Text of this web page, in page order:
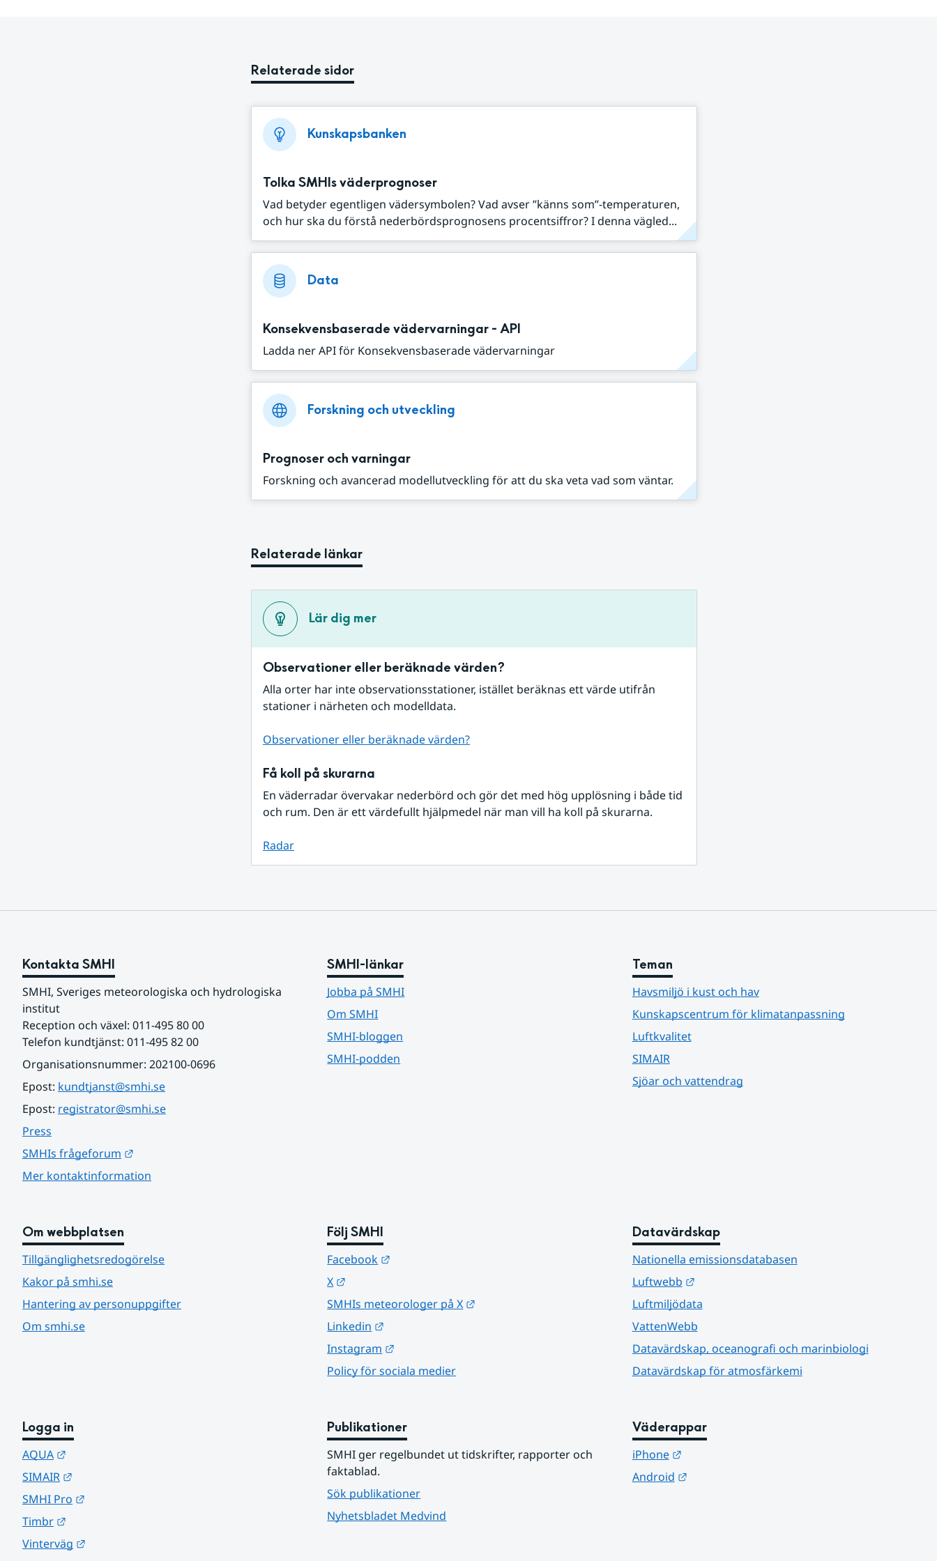
Relaterade sidor
Kunskapsbanken
Tolka SMHIs väderprognoser
Vad betyder egentligen vädersymbolen? Vad avser ”känns som”-temperaturen,
och hur ska du förstå nederbördsprognosens procentsiffror? I denna vägled...
Data
Konsekvensbaserade vädervarningar - API
Ladda ner API för Konsekvensbaserade vädervarningar
Forskning och utveckling
Prognoser och varningar
Forskning och avancerad modellutveckling för att du ska veta vad som väntar.
Relaterade länkar
Lär dig mer
Observationer eller beräknade värden?
Alla orter har inte observationsstationer, istället beräknas ett värde utifrån
stationer i närheten och modelldata.
Observationer eller beräknade värden?
Få koll på skurarna
En väderradar övervakar nederbörd och gör det med hög upplösning i både tid
och rum. Den är ett värdefullt hjälpmedel när man vill ha koll på skurarna.
Radar
Kontakta SMHI
SMHI, Sveriges meteorologiska och hydrologiska
institut
Reception och växel: 011-495 80 00
Telefon kundtjänst: 011-495 82 00
Organisationsnummer: 202100-0696
Epost: kundtjanst@smhi.se
Epost: registrator@smhi.se
Press
SMHIs frågeforum
Mer kontaktinformation
SMHI-länkar
Jobba på SMHI
Om SMHI
SMHI-bloggen
SMHI-podden
Teman
Havsmiljö i kust och hav
Kunskapscentrum för klimatanpassning
Luftkvalitet
SIMAIR
Sjöar och vattendrag
Om webbplatsen
Tillgänglighetsredogörelse
Kakor på smhi.se
Hantering av personuppgifter
Om smhi.se
Följ SMHI
Facebook
X
SMHIs meteorologer på X
Linkedin
Instagram
Policy för sociala medier
Datavärdskap
Nationella emissionsdatabasen
Luftwebb
Länk till annan webbplats.
Luftmiljödata
VattenWebb
Datavärdskap, oceanografi och marinbiologi
Datavärdskap för atmosfärkemi
Logga in
AQUA
SIMAIR
SMHI Pro
Timbr
Vinterväg
Publikationer
SMHI ger regelbundet ut tidskrifter, rapporter och
faktablad.
Sök publikationer
Nyhetsbladet Medvind
Väderappar
iPhone
Länk till annan webbplats.
Android
Länk till annan webbplats.